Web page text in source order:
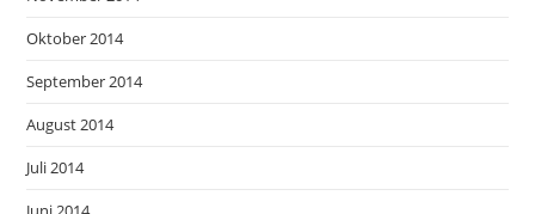
Oktober 2014
September 2014
August 2014
Juli 2014